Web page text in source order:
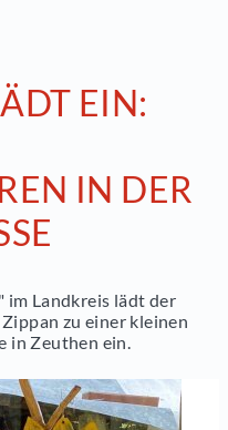
EIN:
IN DER
im Landkreis lädt der
zu einer kleinen
in Zeuthen ein.